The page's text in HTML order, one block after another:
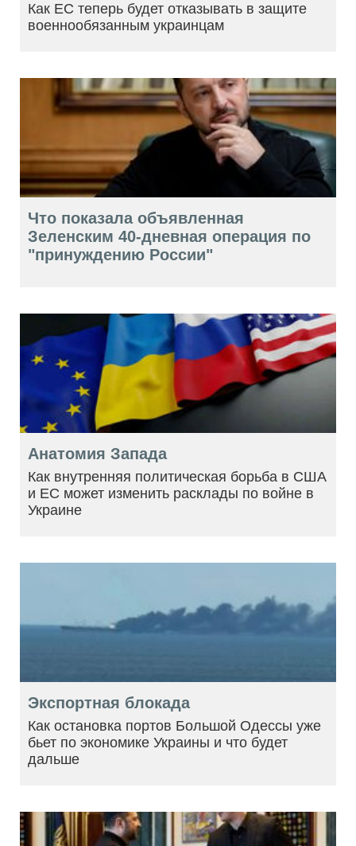
Как ЕС теперь будет отказывать в защите
военнообязанным украинцам
Что показала объявленная
Зеленским 40-дневная операция по
"принуждению России"
Анатомия Запада
Как внутренняя политическая борьба в США
и ЕС может изменить расклады по войне в
Украине
Экспортная блокада
Как остановка портов Большой Одессы уже
бьет по экономике Украины и что будет
дальше